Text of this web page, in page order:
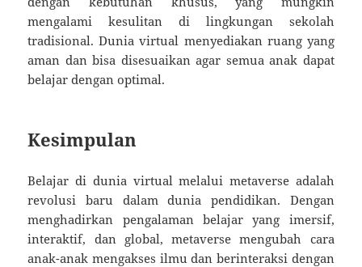
mengalami kesulitan di lingkungan sekolah
tradisional. Dunia virtual menyediakan ruang yang
aman dan bisa disesuaikan agar semua anak dapat
belajar dengan optimal.
Kesimpulan
Belajar di dunia virtual melalui metaverse adalah
revolusi baru dalam dunia pendidikan. Dengan
menghadirkan pengalaman belajar yang imersif,
interaktif, dan global, metaverse mengubah cara
anak-anak mengakses ilmu dan berinteraksi dengan